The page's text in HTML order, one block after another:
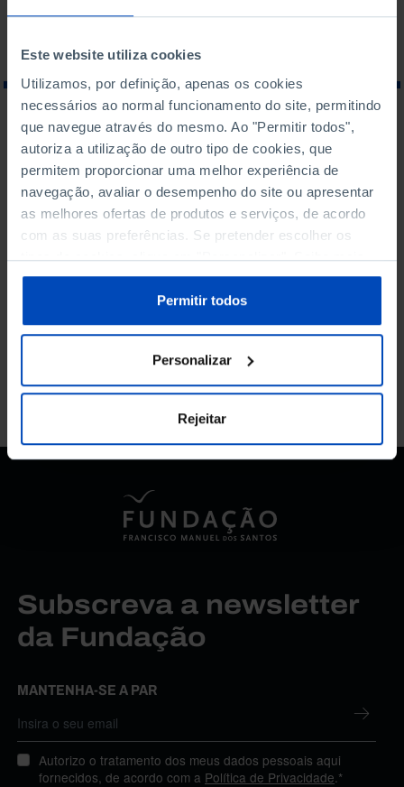
Este website utiliza cookies
Utilizamos, por definição, apenas os cookies
necessários ao normal funcionamento do site, permitindo
que navegue através do mesmo. Ao "Permitir todos",
autoriza a utilização de outro tipo de cookies, que
permitem proporcionar uma melhor experiência de
navegação, avaliar o desempenho do site ou apresentar
as melhores ofertas de produtos e serviços, de acordo
com as suas preferências. Se pretender escolher os
tipos de cookies, clique em "Personalizar". Saiba mais
sobre cookies através da gestão de preferências ou da
Política de Cookies.
Permitir todos
Personalizar
Rejeitar
O QUE PROCURA?
Para pesquisar uma expressão coloque-a entre aspas
Não foram encontrados
resultados para esta
Subscreva a newsletter
da Fundação
MANTENHA-SE A PAR
Autorizo o tratamento dos meus dados pessoais aqui
fornecidos, de acordo com a Política de Privacidade .*